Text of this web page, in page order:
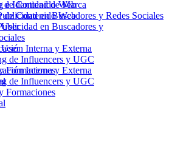
e Identidad de Marca
de Contenido Web
en Buscadores y
Interna y Externa
de Influencers y UGC
Formaciones
de Contenido Web
en Buscadores y Redes Sociales
Interna y Externa
de Influencers y UGC
Formaciones